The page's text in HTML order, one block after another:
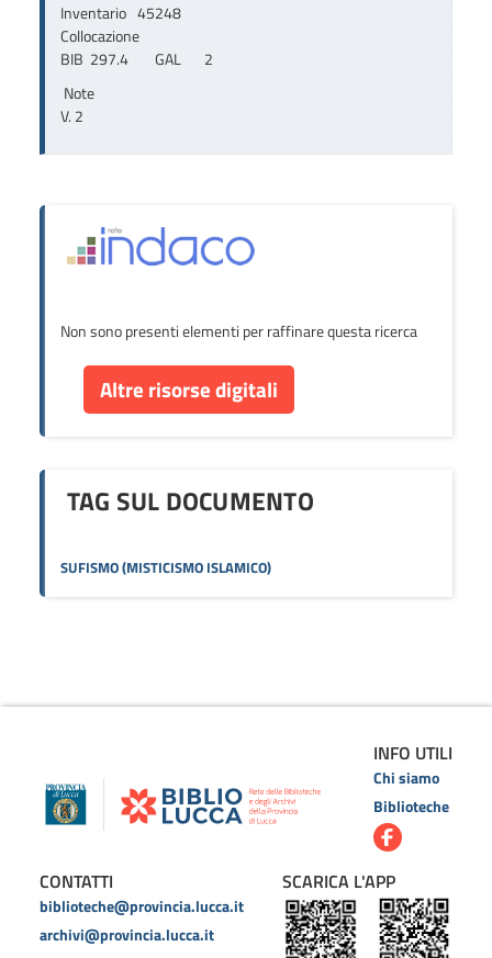
Inventario 45248
Collocazione
BIB  297.4        GAL       2
Note
V. 2
Non sono presenti elementi per raffinare questa ricerca
Altre risorse digitali
TAG SUL DOCUMENTO
SUFISMO (MISTICISMO ISLAMICO)
INFO UTILI
Chi siamo
Biblioteche
CONTATTI
biblioteche@provincia.lucca.it
archivi@provincia.lucca.it
SCARICA L'APP